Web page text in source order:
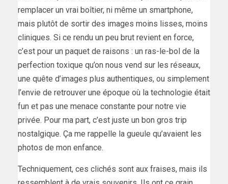
remplacer un vrai boîtier, ni même un smartphone,
mais plutôt de sortir des images moins lisses, moins
cliniques. Si ce rendu un peu brut revient en force,
c’est pour un paquet de raisons : un ras-le-bol de la
perfection toxique qu’on nous vend sur les réseaux,
une quête d’images plus authentiques, ou simplement
l’envie de retrouver une époque où la technologie était
fun et pas une menace constante pour notre vie
privée. Pour ma part, c’est juste un bon gros trip
nostalgique. Ça me rappelle la gueule qu’avaient les
photos de mon enfance.
Techniquement, ces clichés sont aux fraises, mais ils